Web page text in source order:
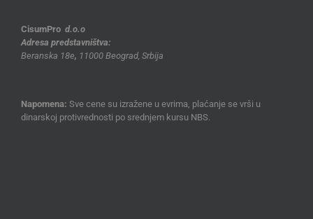
CisumPro d.o.o
Adresa predstavništva:
Beranska 18e, 11000 Beograd, Srbija
Napomena: Sve cene su izražene u evrima, plaćanje se vrši u
dinarskoj protivrednosti po srednjem kursu NBS.